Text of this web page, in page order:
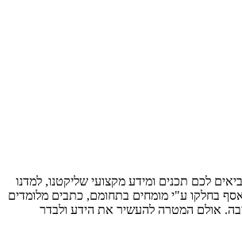
לכם תכנים ומידע מקצועי שליקטנו, למדנו
בחלקו ע"י מומחים בתחומם, כתבים מלומדים
אולם המטרה להעשיר את הידע ולבדר